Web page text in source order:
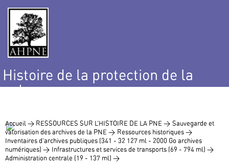
Histoire de la protection de la
nature
Accueil > RESSOURCES SUR L’HISTOIRE DE LA PNE > Sauvegarde et
valorisation des archives de la PNE > Ressources historiques >
Inventaires d’archives publiques (341 - 32 127 ml - 2000 Go archives
numériques) > Infrastructures et services de transports (69 - 794 ml) >
Administration centrale (19 - 137 ml) >